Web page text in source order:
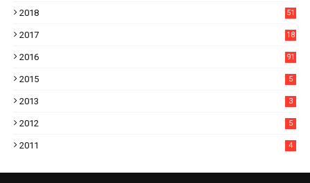
2018
51
2017
18
2016 91
2015 5
2013 3
2012 5
2011 4